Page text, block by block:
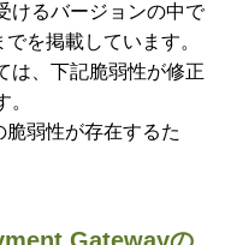
けるバージョンの中で
を掲載しています。
は、下記脆弱性が修正
弱性が存在するた